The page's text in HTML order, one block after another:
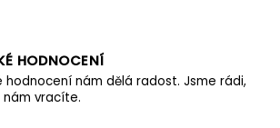
HODNOCENÍ
hodnocení nám dělá radost. Jsme rádi,
nám vracíte.